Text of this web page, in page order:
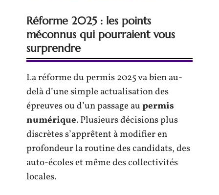
Réforme 2025 : les points
méconnus qui pourraient vous
surprendre
La réforme du permis 2025 va bien au-
delà d’une simple actualisation des
épreuves ou d’un passage aupermis
numérique. Plusieurs décisions plus
discrètes s’apprêtent à modifier en
profondeur la routine des candidats, des
auto-écoles et même des collectivités
locales.